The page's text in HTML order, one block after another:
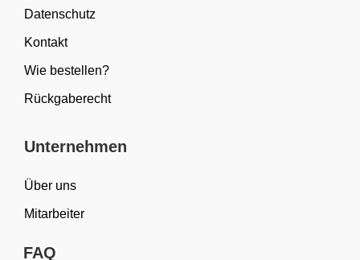
Datenschutz
Kontakt
Wie bestellen?
Rückgaberecht
Unternehmen
Über uns
Mitarbeiter
FAQ